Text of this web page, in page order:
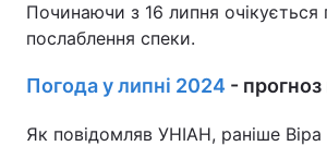
Починаючи з 16 липня очікується
послаблення спеки.
Погода у липні 2024 -
Як повідомляв УНІАН, раніше Віра